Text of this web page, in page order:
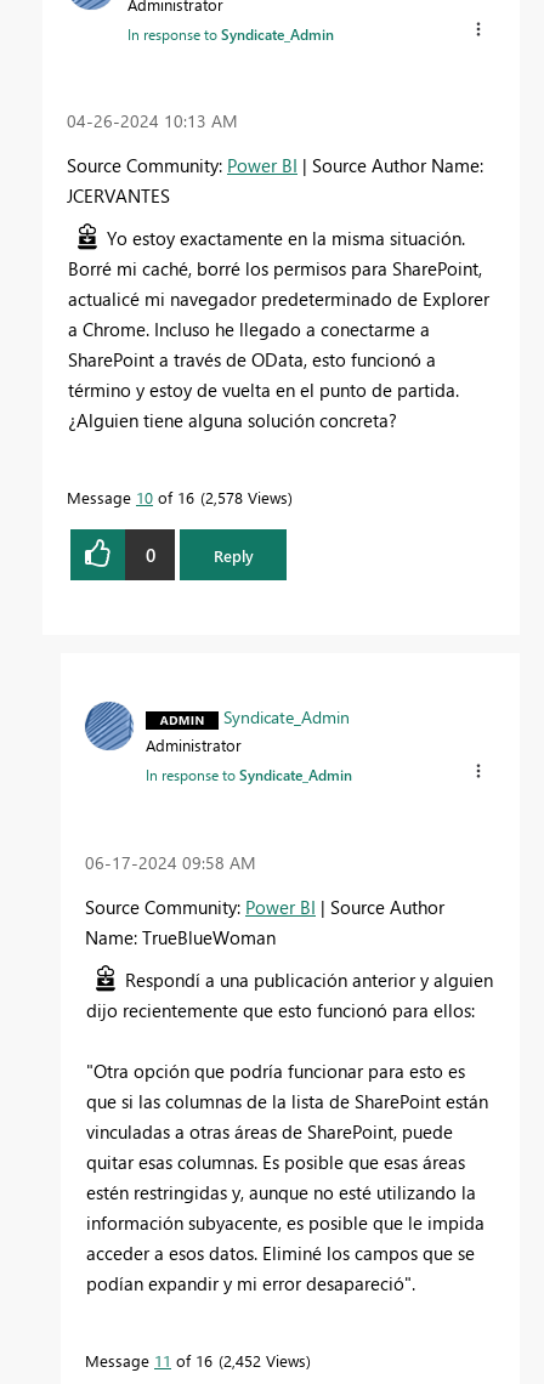
In response toSyndicate_Admin
‎04-26-2024 10:13 AM
Source Community: Power BI | Source Author Name:
JCERVANTES
Yo estoy exactamente en la misma situación.
Borré mi caché, borré los permisos para SharePoint,
actualicé mi navegador predeterminado de Explorer
a Chrome. Incluso he llegado a conectarme a
SharePoint a través de OData, esto funcionó a
término y estoy de vuelta en el punto de partida.
¿Alguien tiene alguna solución concreta?
Message 10 of 16 2,578 Views
0 Reply
Syndicate_Admin
Administrator
In response toSyndicate_Admin
‎06-17-2024 09:58 AM
Source Community: Power BI | Source Author
Name: TrueBlueWoman
Respondí a una publicación anterior y alguien
dijo recientemente que esto funcionó para ellos:
"Otra opción que podría funcionar para esto es
que si las columnas de la lista de SharePoint están
vinculadas a otras áreas de SharePoint, puede
quitar esas columnas. Es posible que esas áreas
estén restringidas y, aunque no esté utilizando la
información subyacente, es posible que le impida
acceder a esos datos. Eliminé los campos que se
podían expandir y mi error desapareció".
Message 11 of 16 2,452 Views